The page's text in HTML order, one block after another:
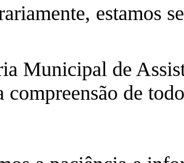
estamos
Municipal de
compreensão de